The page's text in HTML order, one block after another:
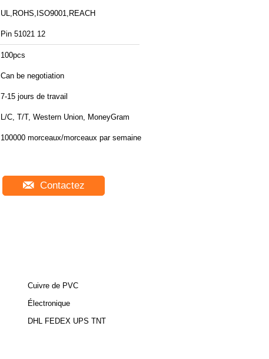
UL,ROHS,ISO9001,REACH
Pin 51021 12
100pcs
Can be negotiation
7-15 jours de travail
L/C, T/T, Western Union, MoneyGram
100000 morceaux/morceaux par semaine
Contactez
Cuivre de PVC
Électronique
DHL FEDEX UPS TNT